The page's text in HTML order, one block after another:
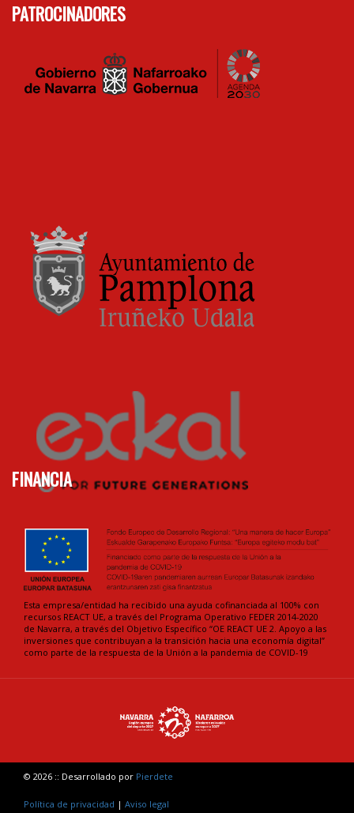
PATROCINADORES
FINANCIA
Esta empresa/entidad ha recibido una ayuda cofinanciada al 100% con
recursos REACT UE, a través del Programa Operativo FEDER 2014-2020
de Navarra, a través del Objetivo Específico “OE REACT UE 2. Apoyo a las
inversiones que contribuyan a la transición hacia una economía digital”
como parte de la respuesta de la Unión a la pandemia de COVID-19
© 2026 :: Desarrollado por Pierdete
Política de privacidad | Aviso legal